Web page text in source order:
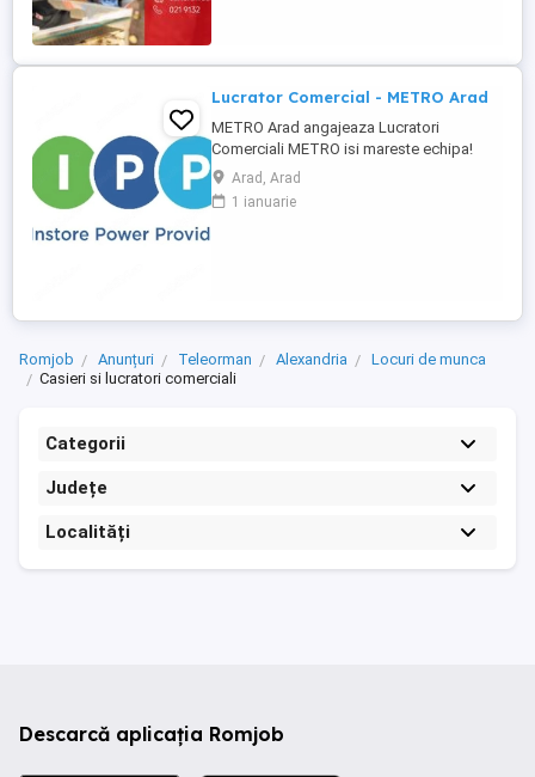
Lucrator Comercial - METRO Arad
METRO Arad angajeaza Lucratori
Comerciali METRO isi mareste echipa!
Recrutam Lucratori Comerciali pentru
magazinul METRO Arad, situat pe Sos.
Calea Zimandului, nr. 43C. Ce vei face:
Arad, Arad
1 ianuarie
Romjob Anunțuri Teleorman Alexandria
Locuri de munca
Casieri si lucratori comerciali
Categorii
Județe
Localități
Descarcă aplicația Romjob